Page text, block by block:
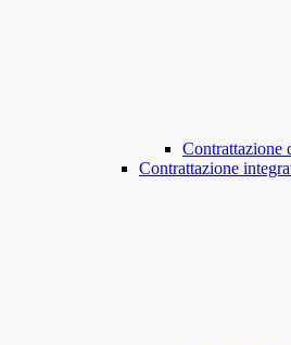
Contrattazione
Contrattazione